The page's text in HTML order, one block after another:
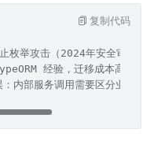
举攻击（2024年安全审计要
经验，迁移成本高于收
部服务调用需要区分业务错
复制代码